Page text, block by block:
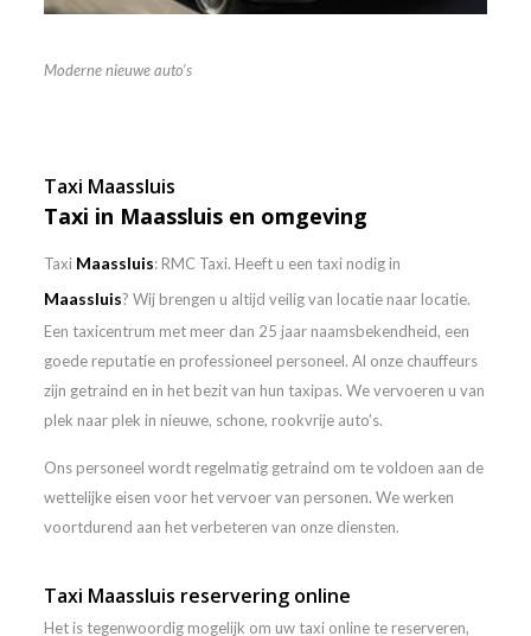
Moderne nieuwe auto’s
Taxi Maassluis
Taxi in Maassluis en omgeving
Taxi Maassluis: RMC Taxi. Heeft u een taxi nodig in
Maassluis? Wij brengen u altijd veilig van locatie naar locatie.
Een taxicentrum met meer dan 25 jaar naamsbekendheid, een
goede reputatie en professioneel personeel. Al onze chauffeurs
zijn getraind en in het bezit van hun taxipas. We vervoeren u van
plek naar plek in nieuwe, schone, rookvrije auto’s.
Ons personeel wordt regelmatig getraind om te voldoen aan de
wettelijke eisen voor het vervoer van personen. We werken
voortdurend aan het verbeteren van onze diensten.
Taxi Maassluis reservering online
Het is tegenwoordig mogelijk om uw taxi online te reserveren,